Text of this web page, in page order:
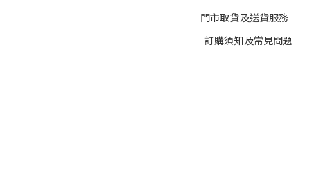
門市取貨及送貨服務
訂購須知及常見問題